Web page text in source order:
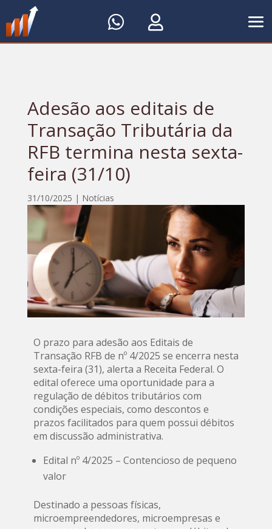
 
Adesão aos editais de
Transação Tributária da
RFB termina nesta sexta-
feira (31/10)
31/10/2025 | Notícias
O prazo para adesão aos Editais de
Transação RFB de nº 4/2025 se encerra nesta
sexta-feira (31), alerta a Receita Federal. O
edital oferece uma oportunidade para a
regulação de débitos tributários com
condições especiais, como descontos e
prazos facilitados para quem possui débitos
em discussão administrativa.
Edital nº 4/2025 – Contencioso de pequeno
valor
Destinado a pessoas físicas,
microempreendedores, microempresas e